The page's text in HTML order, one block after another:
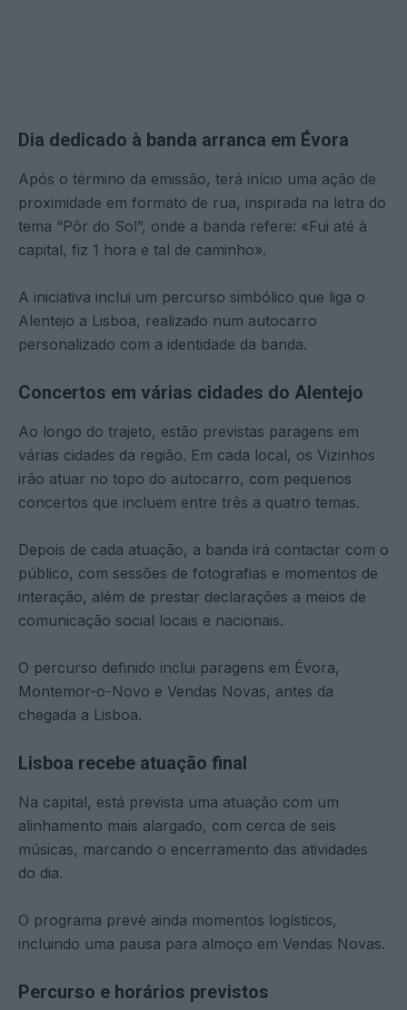
Dia dedicado à banda arranca em Évora
Após o término da emissão, terá início uma ação de
proximidade em formato de rua, inspirada na letra do
tema “Pôr do Sol”, onde a banda refere: «Fui até à
capital, fiz 1 hora e tal de caminho».
A iniciativa inclui um percurso simbólico que liga o
Alentejo a Lisboa, realizado num autocarro
personalizado com a identidade da banda.
Concertos em várias cidades do Alentejo
Ao longo do trajeto, estão previstas paragens em
várias cidades da região. Em cada local, os Vizinhos
irão atuar no topo do autocarro, com pequenos
concertos que incluem entre três a quatro temas.
Depois de cada atuação, a banda irá contactar com o
público, com sessões de fotografias e momentos de
interação, além de prestar declarações a meios de
comunicação social locais e nacionais.
O percurso definido inclui paragens em Évora,
Montemor-o-Novo e Vendas Novas, antes da
chegada a Lisboa.
Lisboa recebe atuação final
Na capital, está prevista uma atuação com um
alinhamento mais alargado, com cerca de seis
músicas, marcando o encerramento das atividades
do dia.
O programa prevê ainda momentos logísticos,
incluindo uma pausa para almoço em Vendas Novas.
Percurso e horários previstos